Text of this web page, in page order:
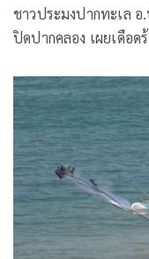
ชาวประมงปากทะเล
ปิดปากคลอง เผยเดือด